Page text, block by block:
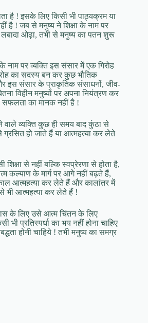
है ! इसके लिए किसी भी पाठ्यक्रम या
है ! जब से मनुष्य ने शिक्षा के नाम पर
लबादा ओढ़ा, तभी से मनुष्य का पतन शुरू
नाम पर व्यक्ति इस संसार में एक गिरोह
का सदस्य बन कर कुछ भौतिक
इस संसार के प्राकृतिक संसाधनों, जीव-
विहीन मनुष्यों पर अपना नियंत्रण कर
का मानक नहीं है !
वाले व्यक्ति कुछ ही समय बाद कुंठा से
हो जाते हैं या आत्महत्या कर लेते
से नहीं बल्कि स्वप्रेरणा से होता है,
कल्याण के मार्ग पर आगे नहीं बढ़ते हैं,
आत्महत्या कर लेते हैं और कालांतर में
भी आत्महत्या कर लेते हैं !
के लिए उसे आत्म चिंतन के लिए
भी प्रतिस्पर्धा का भय नहीं होना चाहिए
होनी चाहिये ! तभी मनुष्य का समग्र